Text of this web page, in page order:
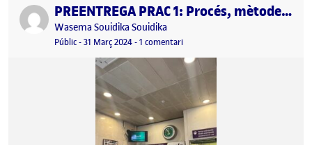
Publicat per PREENTREGA PRAC 1: Procés, mètodes i espai personal
Publicat per
Wasema Souidika Souidika
Visibilitat:
Públic-Data de publicació
31 Març 20242 abril, 2024 2:35 pm
-1 comentaria PREENTREGA PRAC 1: Procés,